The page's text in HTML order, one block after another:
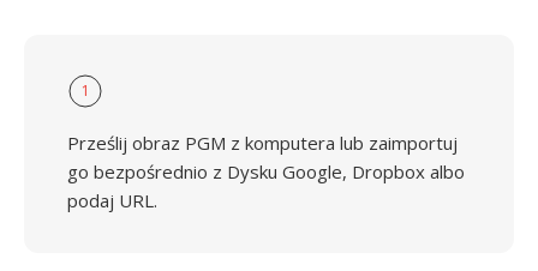
1
Prześlij obraz PGM z komputera lub zaimportuj
go bezpośrednio z Dysku Google, Dropbox albo
podaj URL.